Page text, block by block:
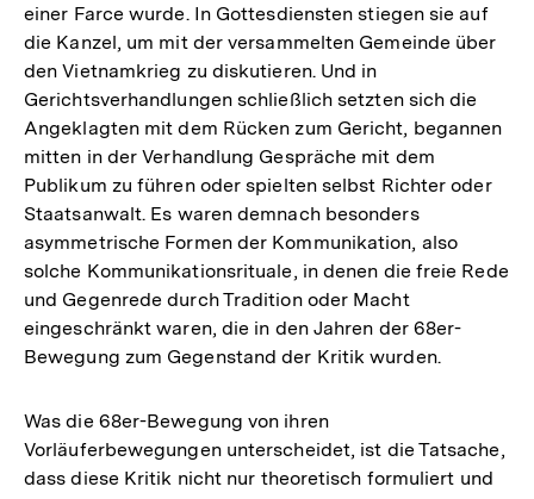
einer Farce wurde. In Gottesdiensten stiegen sie auf
die Kanzel, um mit der versammelten Gemeinde über
den Vietnamkrieg zu diskutieren. Und in
Gerichtsverhandlungen schließlich setzten sich die
Angeklagten mit dem Rücken zum Gericht, begannen
mitten in der Verhandlung Gespräche mit dem
Publikum zu führen oder spielten selbst Richter oder
Staatsanwalt. Es waren demnach besonders
asymmetrische Formen der Kommunikation, also
solche Kommunikationsrituale, in denen die freie Rede
und Gegenrede durch Tradition oder Macht
eingeschränkt waren, die in den Jahren der 68er-
Bewegung zum Gegenstand der Kritik wurden.
Was die 68er-Bewegung von ihren
Vorläuferbewegungen unterscheidet, ist die Tatsache,
dass diese Kritik nicht nur theoretisch formuliert und